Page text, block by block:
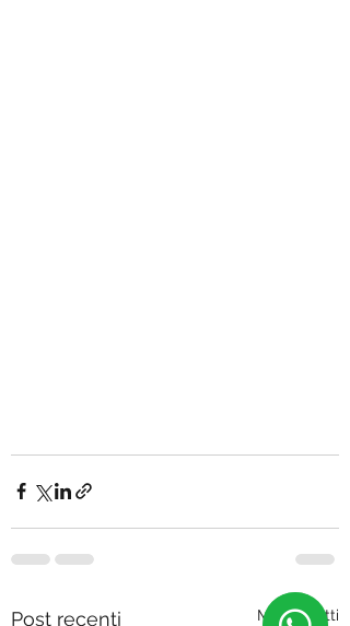
Post recenti Mostra tutti